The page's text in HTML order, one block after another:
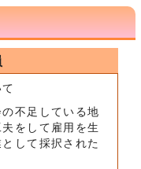
不足している地
をして雇用を生
して採択された